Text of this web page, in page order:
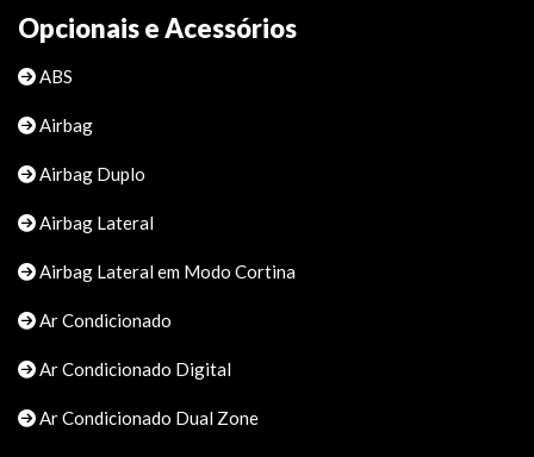
Opcionais e Acessórios
ABS
Airbag
Airbag Duplo
Airbag Lateral
Airbag Lateral em Modo Cortina
Ar Condicionado
Ar Condicionado Digital
Ar Condicionado Dual Zone